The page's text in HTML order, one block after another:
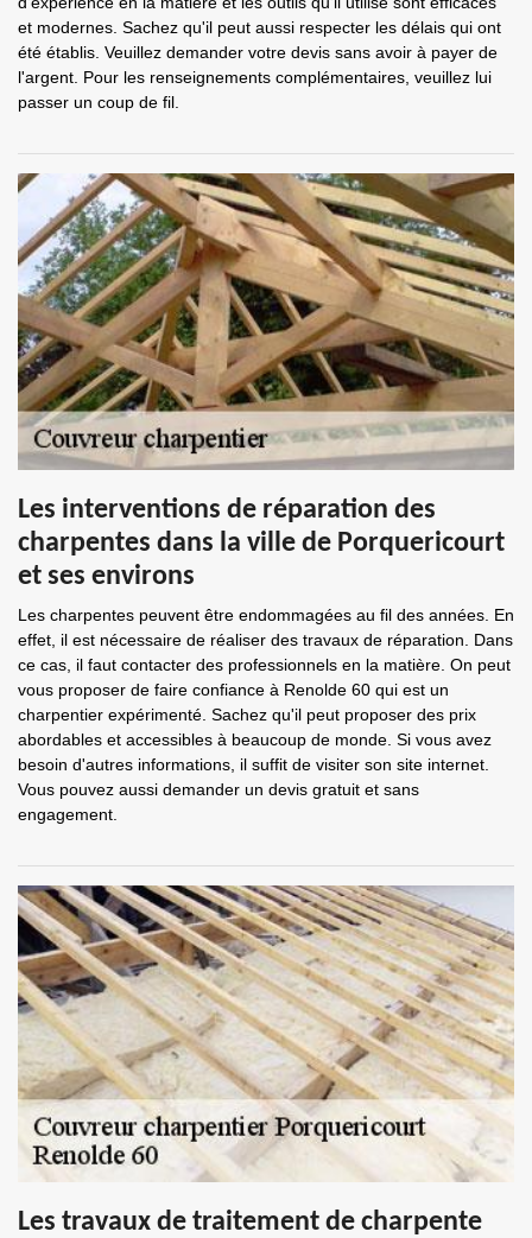
et modernes. Sachez qu'il peut aussi respecter les délais qui ont
été établis. Veuillez demander votre devis sans avoir à payer de
l'argent. Pour les renseignements complémentaires, veuillez lui
passer un coup de fil.
Les interventions de réparation des
charpentes dans la ville de Porquericourt
et ses environs
Les charpentes peuvent être endommagées au fil des années. En
effet, il est nécessaire de réaliser des travaux de réparation. Dans
ce cas, il faut contacter des professionnels en la matière. On peut
vous proposer de faire confiance à Renolde 60 qui est un
charpentier expérimenté. Sachez qu'il peut proposer des prix
abordables et accessibles à beaucoup de monde. Si vous avez
besoin d'autres informations, il suffit de visiter son site internet.
Vous pouvez aussi demander un devis gratuit et sans
engagement.
Les travaux de traitement de charpente